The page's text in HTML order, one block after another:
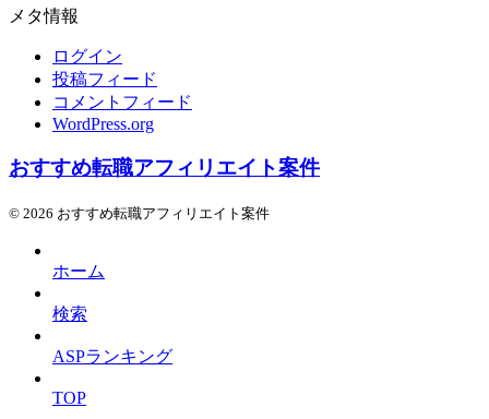
メタ情報
ログイン
投稿フィード
コメントフィード
WordPress.org
おすすめ転職アフィリエイト案件
© 2026 おすすめ転職アフィリエイト案件
ホーム
検索
ASPランキング
TOP